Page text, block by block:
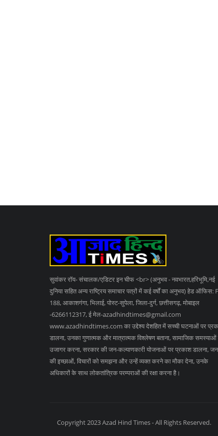
सुवांकर रॉय- संचालक/एडिटर इन चीफ <br> (अनुभव - नवभारत,हरिभूमि,नई
दुनिया सहित अन्य राष्ट्रिय समाचार पत्रों में कई वर्षों का अनुभव) हेड ऑफिस:
188, आकाशगंगा, भिलाई, पोस्ट-सुपेला, जिला-दुर्ग, छत्तीसगढ़, मोबाइल
-6266112317, ई मेल-azadhindtimes@gmail.com
www.azadhindtimes.com का उद्देश्य देशहित में सच्ची घटनाओं पर
डालना, उनका गुणात्मक और मात्रात्मक विश्लेषण बताना, सामाजिक
उजागर करना, सरकार की जन-कल्याणकारी योजनाओं पर प्रकाश डालना,
की इच्छाओं, विचारों को समझना और उन्हें व्यक्त करने का मौका देना, उनके
अधिकारों के साथ लोकतांत्रिक परम्पराओं की रक्षा करना है।
Copyright 2023 Azad Hind Times - All Rights Reserved.